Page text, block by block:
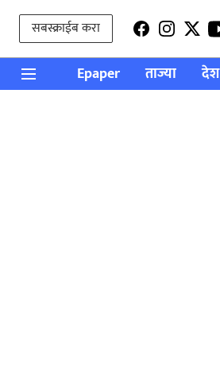
सबस्क्राईब करा
Epaper ताज्या देश